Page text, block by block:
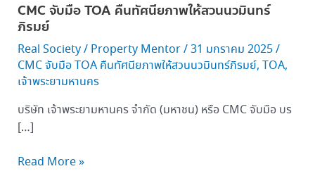
CMC จับมือ TOA คืนทัศนียภาพให้สวนนวมินทร์
ภิรมย์
Real Society/ Property Mentor/31 มกราคม 2025/
CMC จับมือ TOA คืนทัศนียภาพให้สวนนวมินทร์ภิรมย์, TOA,
เจ้าพระยามหานคร
บริษัท เจ้าพระยามหานคร จำกัด (มหาชน) หรือ CMC จับมือ บร
[…]
Read More »